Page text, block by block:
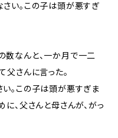
さい。この子は頭が悪すぎ
数なんと、一か月で一二
父さんに言った。
い。この子は頭が悪すぎま
、父さんと母さんが、がっ